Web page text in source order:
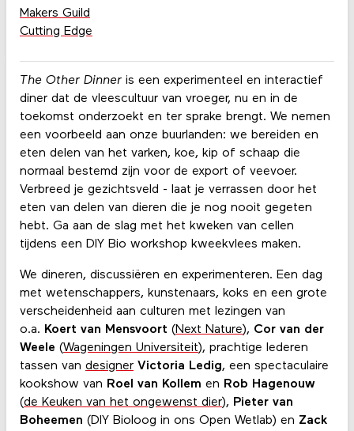
The Other Dinneris een experimenteel en interactief
diner dat de vleescultuur van vroeger, nu en in de
toekomst onderzoekt en ter sprake brengt. We nemen
een voorbeeld aan onze buurlanden: we bereiden en
eten delen van het varken, koe, kip of schaap die
normaal bestemd zijn voor de export of veevoer.
Verbreed je gezichtsveld - laat je verrassen door het
eten van delen van dieren die je nog nooit gegeten
hebt. Ga aan de slag met het kweken van cellen
tijdens een DIY Bio workshop kweekvlees maken.
We dineren, discussiëren en experimenteren. Een dag
met wetenschappers, kunstenaars, koks en een grote
verscheidenheid aan culturen met lezingen van
o.a. Koert van Mensvoort (Next Nature), Cor van der
Weele (Wageningen Universiteit), prachtige lederen
tassen van designer Victoria Ledig, een spectaculaire
kookshow van Roel van Kollem en Rob Hagenouw
(de Keuken van het ongewenst dier), Pieter van
Boheemen (DIY Bioloog in ons Open Wetlab) en Zack
Makers Guild
Cutting Edge